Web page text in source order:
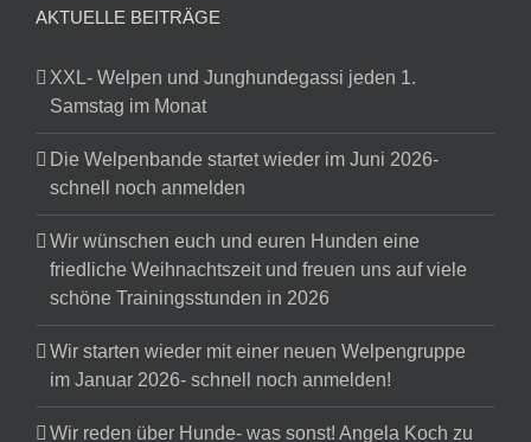
AKTUELLE BEITRÄGE
XXL- Welpen und Junghundegassi jeden 1.
Samstag im Monat
Die Welpenbande startet wieder im Juni 2026-
schnell noch anmelden
Wir wünschen euch und euren Hunden eine
friedliche Weihnachtszeit und freuen uns auf viele
schöne Trainingsstunden in 2026
Wir starten wieder mit einer neuen Welpengruppe
im Januar 2026- schnell noch anmelden!
Wir reden über Hunde- was sonst! Angela Koch zu